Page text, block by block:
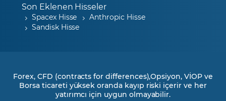
Son Eklenen Hisseler
Spacex Hisse
Anthropic Hisse
Sandisk Hisse
Forex, CFD (contracts for differences),Opsiyon, VİOP ve
Borsa ticareti yüksek oranda kayıp riski içerir ve her
yatırımcı için uygun olmayabilir.